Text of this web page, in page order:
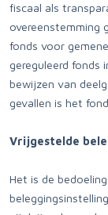
fiscaal als
overeenstemming
fonds voor
gereguleerd fonds
bewijzen van
gevallen is het
Vrijgestelde
Het is de